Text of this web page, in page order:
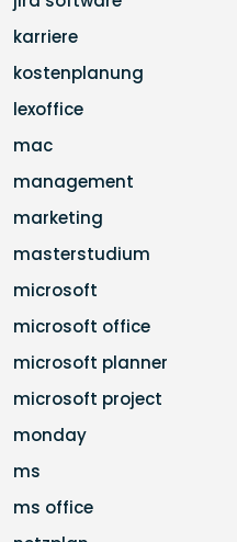
karriere
kostenplanung
lexoffice
mac
management
marketing
masterstudium
microsoft
microsoft office
microsoft planner
microsoft project
monday
ms
ms office